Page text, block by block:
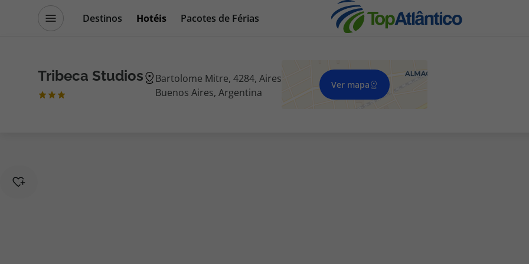
Destinos Hotéis
Pacotes de Férias
Escapadinhas
Tribeca Studios
Bartolome Mitre, 4284, Aires
Buenos Aires, Argentina
Ver mapa